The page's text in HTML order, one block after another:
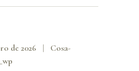
de 2026
Cosa-